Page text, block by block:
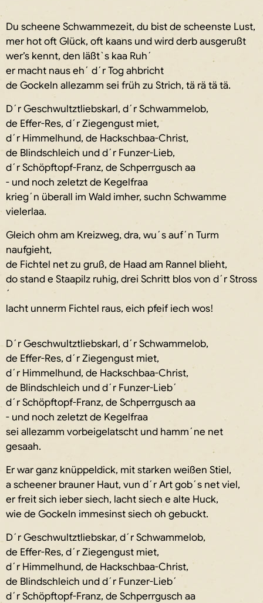
Du scheene Schwammezeit, du bist de scheenste Lust,
mer hot oft Glück, oft kaans und wird derb ausgerußt
wer’s kennt, den läßt`s kaa Ruh´
er macht naus eh´ d´r Tog ahbricht
de Gockeln allezamm sei früh zu Strich, tä rä tä tä.
D´r Geschwultztliebskarl, d´r Schwammelob,
de Effer-Res, d´r Ziegengust miet,
d´r Himmelhund, de Hackschbaa-Christ,
de Blindschleich und d´r Funzer-Lieb,
d´r Schöpftopf-Franz, de Schperrgusch aa
- und noch zeletzt de Kegelfraa
krieg´n überall im Wald imher, suchn Schwamme
vielerlaa.
Gleich ohm am Kreizweg, dra, wu´s auf´n Turm
naufgieht,
de Fichtel net zu gruß, de Haad am Rannel blieht,
do stand e Staapilz ruhig, drei Schritt blos von d´r Stross
´
lacht unnerm Fichtel raus, eich pfeif iech wos!
D´r Geschwultztliebskarl, d´r Schwammelob,
de Effer-Res, d´r Ziegengust miet,
d´r Himmelhund, de Hackschbaa-Christ,
de Blindschleich und d´r Funzer-Lieb´
d´r Schöpftopf-Franz, de Schperrgusch aa
- und noch zeletzt de Kegelfraa
sei allezamm vorbeigelatscht und hamm´ne net
gesaah.
Er war ganz knüppeldick, mit starken weißen Stiel,
a scheener brauner Haut, vun d´r Art gob´s net viel,
er freit sich ieber siech, lacht siech e alte Huck,
wie de Gockeln immesinst siech oh gebuckt.
D´r Geschwultztliebskar, d´r Schwammelob,
de Effer-Res, d´r Ziegengust miet,
d´r Himmelhund, de Hackschbaa-Christ,
de Blindschleich und d´r Funzer-Lieb´
d´r Schöpftopf-Franz, de Schperrgusch aa